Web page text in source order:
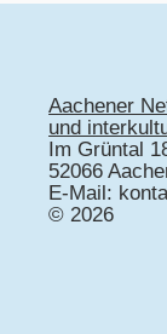
Aachener
und
Im Grüntal
52066
E-Mail:
© 2026